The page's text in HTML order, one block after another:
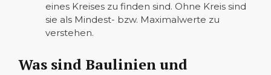
eines Kreises zu finden sind. Ohne Kreis sind
sie als Mindest- bzw. Maximalwerte zu
verstehen.
Was sind Baulinien und